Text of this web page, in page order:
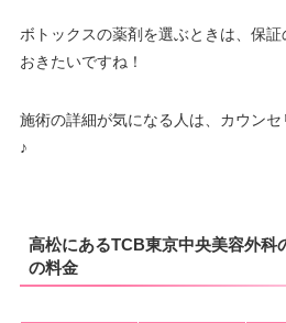
ボトックスの薬剤を選ぶときは、保
おきたいですね！
施術の詳細が気になる人は、カウン
♪
高松にあるTCB東京中央美容外科
の料金